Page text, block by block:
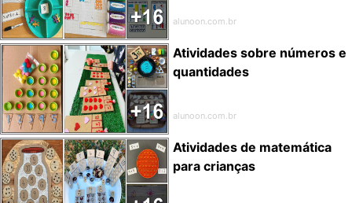
alunoon.com.br
Atividades sobre números e
quantidades
alunoon.com.br
Atividades de matemática
para crianças